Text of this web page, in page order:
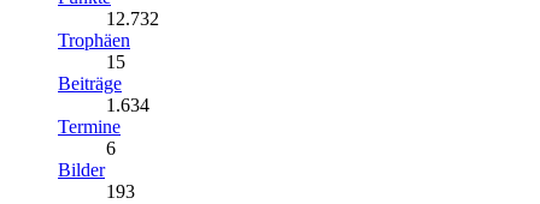
12.732
Trophäen
15
Beiträge
1.634
Termine
6
Bilder
193